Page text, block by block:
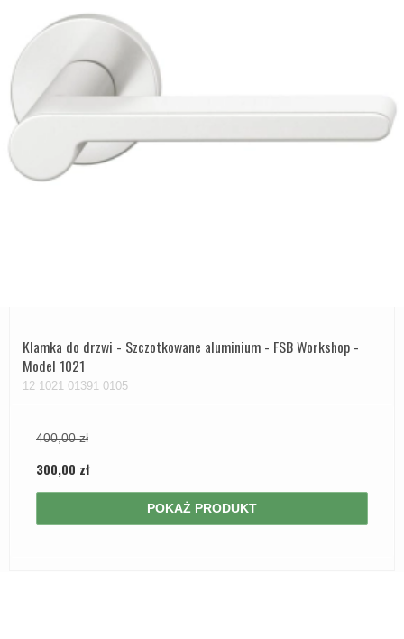
Klamka do drzwi - Szczotkowane aluminium - FSB Workshop -
Model 1021
12 1021 01391 0105
400,00 zł
300,00 zł
POKAŻ PRODUKT